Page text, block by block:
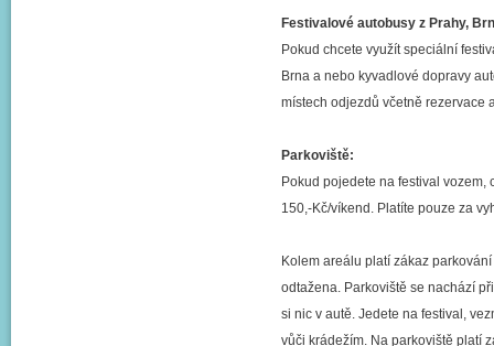
Festivalové autobusy z Prahy,
Pokud chcete využít speciální
Brna a nebo kyvadlové dopravy
místech odjezdů včetně rezervace
Parkoviště:
Pokud pojedete na festival
150,-Kč/víkend. Platíte pouze za
Kolem areálu platí zákaz
odtažena. Parkoviště se nachází
si nic v autě. Jedete na festival,
vůči krádežím. Na parkoviště platí